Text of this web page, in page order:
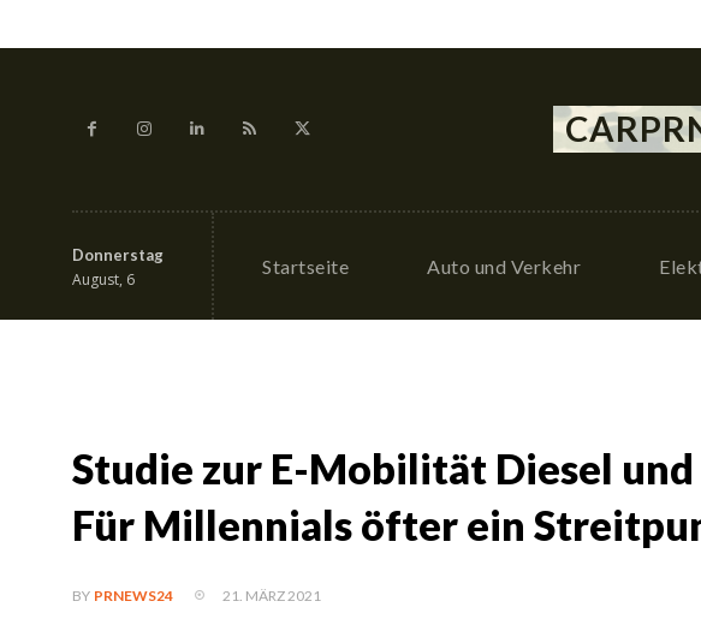
Donnerstag
August, 6
Startseite Auto und Verkehr
Studie zur E-Mobilität Diesel
Für Millennials öfter ein
BY PRNEWS24 21. MÄRZ 2021